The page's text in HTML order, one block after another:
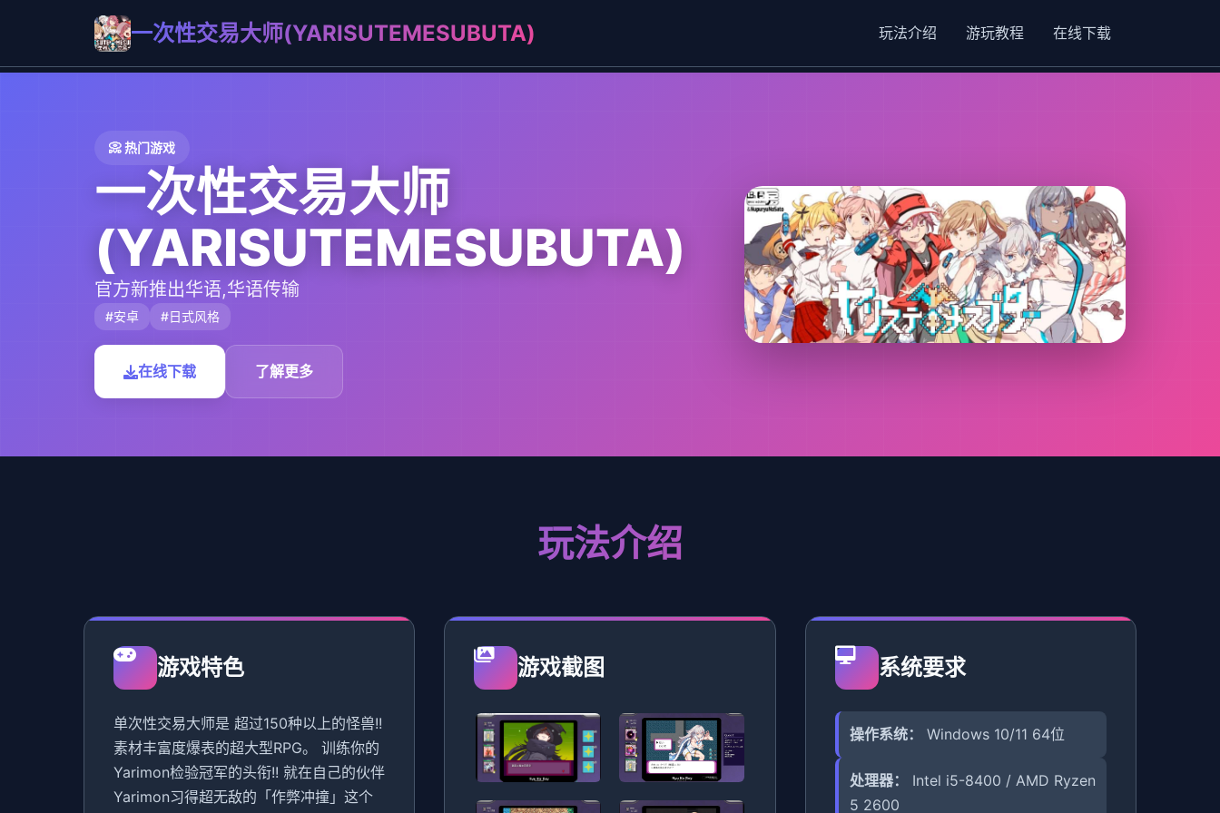
一次性交易大师(YARISUTEMESUBUTA) 玩法介绍 游玩教程 在线下载
📀 热门游戏
一次性交易大师
(YARISUTEMESUBUTA)
官方新推出华语,华语传输
#安卓 #日式风格
在线下载 了解更多
玩法介绍
游戏特色
单次性交易大师是 超过150种以上的怪兽!!
素材丰富度爆表的超大型RPG。 训练你的
Yarimon检验冠军的头衔!! 就在自己的伙伴
Yarimon习得超无敌的「作弊冲撞」这个
游戏截图 系统要求
操作系统： Windows 10/11 64位
处理器：
Intel i5-8400 / AMD Ryzen
5 2600